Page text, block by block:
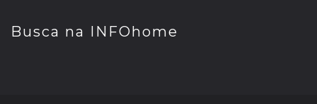
Busca na INFOhome